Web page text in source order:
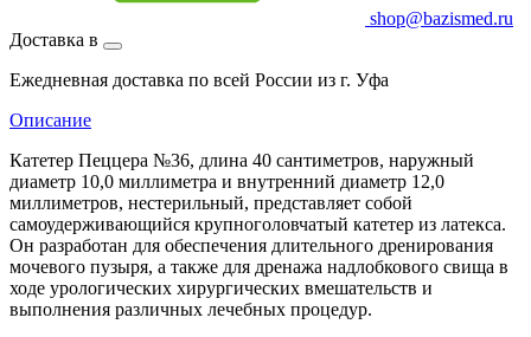
shop@bazismed.ru
Доставка в
Ежедневная доставка по всей России из г. Уфа
Описание
Катетер Пеццера №36, длина 40 сантиметров, наружный
диаметр 10,0 миллиметра и внутренний диаметр 12,0
миллиметров, нестерильный, представляет собой
самоудерживающийся крупноголовчатый катетер из латекса.
Он разработан для обеспечения длительного дренирования
мочевого пузыря, а также для дренажа надлобкового свища в
ходе урологических хирургических вмешательств и
выполнения различных лечебных процедур.